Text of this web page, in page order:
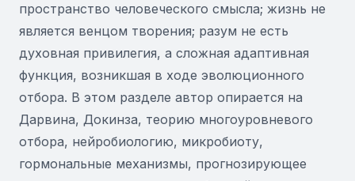
пространство человеческого смысла; жизнь не
является венцом творения; разум не есть
духовная привилегия, а сложная адаптивная
функция, возникшая в ходе эволюционного
отбора. В этом разделе автор опирается на
Дарвина, Докинза, теорию многоуровневого
отбора, нейробиологию, микробиоту,
гормональные механизмы, прогнозирующее